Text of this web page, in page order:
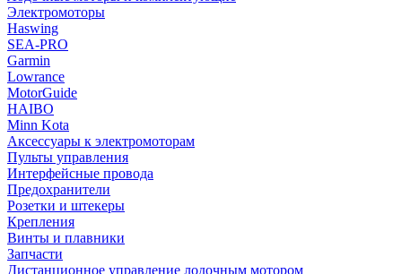
Электромоторы
Haswing
SEA-PRO
Garmin
Lowrance
MotorGuide
HAIBO
Minn Kota
Аксессуары к электромоторам
Пульты управления
Интерфейсные провода
Предохранители
Розетки и штекеры
Крепления
Винты и плавники
Запчасти
Дистанционное управление лодочным мотором